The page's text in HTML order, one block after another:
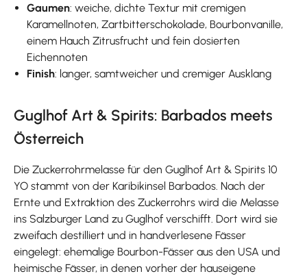
Gaumen: weiche, dichte Textur mit cremigen
Karamellnoten, Zartbitterschokolade, Bourbonvanille,
einem Hauch Zitrusfrucht und fein dosierten
Eichennoten
Finish: langer, samtweicher und cremiger Ausklang
Guglhof Art & Spirits: Barbados meets
Österreich
Die Zuckerrohrmelasse für den Guglhof Art & Spirits 10
YO stammt von der Karibikinsel Barbados. Nach der
Ernte und Extraktion des Zuckerrohrs wird die Melasse
ins Salzburger Land zu Guglhof verschifft. Dort wird sie
zweifach destilliert und in handverlesene Fässer
eingelegt: ehemalige Bourbon-Fässer aus den USA und
heimische Fässer, in denen vorher der hauseigene